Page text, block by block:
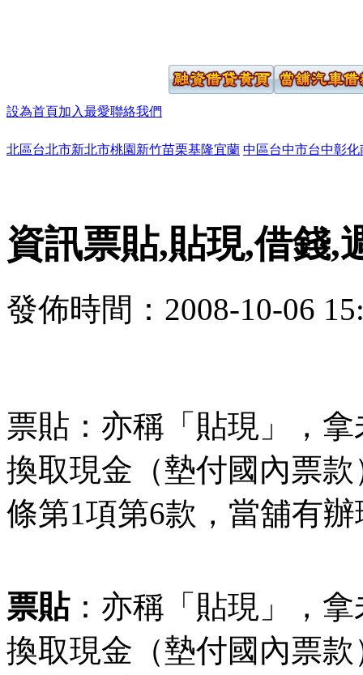
設為首頁加入最愛聯絡我們
北區台北市新北市桃園 新竹苗栗基隆宜蘭 中區台中市台中彰化
資訊票貼,貼現,借錢,
發佈時間：2008-10-06
票貼：亦稱「貼現」，
換取現金（墊付國內票
條第1項第6款，當舖有
票貼：亦稱「貼現」，
換取現金（墊付國內票